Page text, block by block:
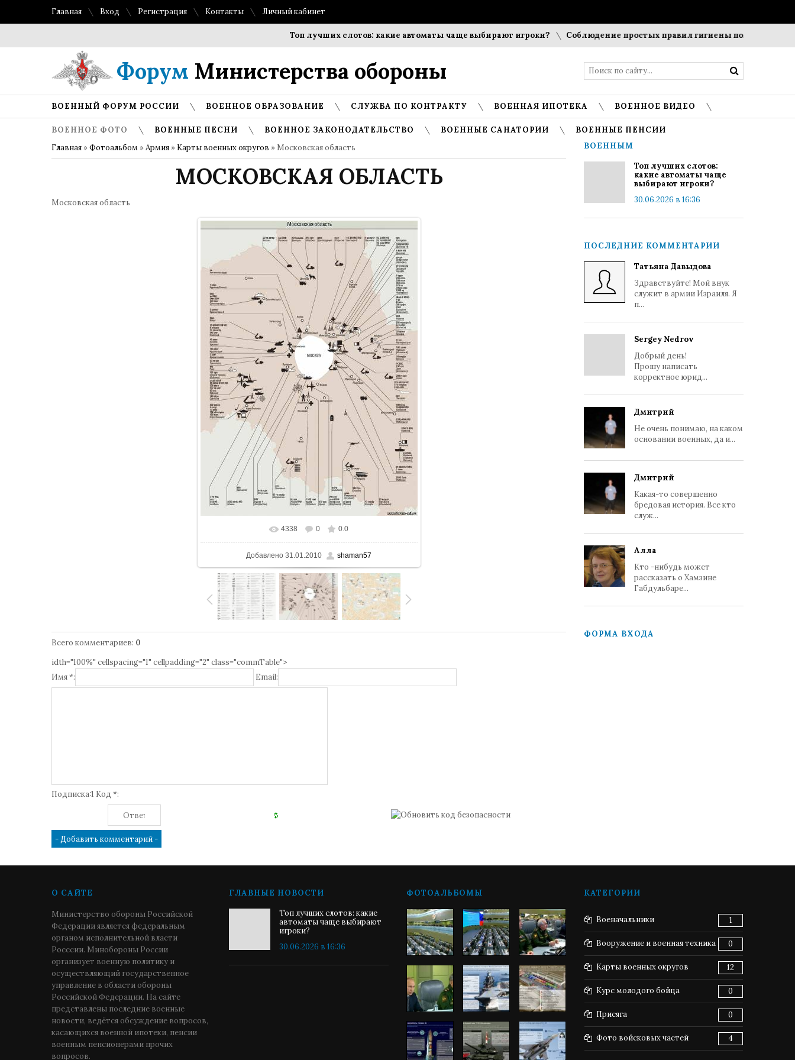
Главная Вход Регистрация Контакты Личный кабинет
Топ лучших слотов: какие автоматы чаще выбирают игроки? Соблюдение простых правил гигиены помогает
Форум Министерства обороны
ВОЕННЫЙ ФОРУМ РОССИИ ВОЕННОЕ ОБРАЗОВАНИЕ СЛУЖБА ПО КОНТРАКТУ ВОЕННАЯ ИПОТЕКА ВОЕННОЕ ВИДЕО
ВОЕННОЕ ФОТО ВОЕННЫЕ ПЕСНИ ВОЕННОЕ ЗАКОНОДАТЕЛЬСТВО ВОЕННЫЕ САНАТОРИИ
ВОЕННЫЕ ПЕНСИИ
Главная »Фотоальбом »Армия » Карты военных округов » Московская область
МОСКОВСКАЯ ОБЛАСТЬ
Московская область
В реальном размере 900x1225
4338 0 0.0
Добавлено 31.01.2010 shaman57
Всего комментариев: 0
idth="100%" cellspacing="1" cellpadding="2" class="commTable">
Имя *:
Email:
Подписка:1 Код *:
ВОЕННЫМ
Топ лучших слотов:
какие автоматы чаще
выбирают игроки?
30.06.2026 в 16:36
ПОСЛЕДНИЕ КОММЕНТАРИИ
Татьяна Давыдова
Здравствуйте! Мой внук
служит в армии Израиля. Я
п...
Sergey Nedrov
Добрый день!
Прошу написать
корректное юрид...
Дмитрий
Не очень понимаю, на каком
основании военных, да и...
Дмитрий
Какая-то совершенно
бредовая история. Все кто
служ...
Алла
Кто -нибудь может
рассказать о Хамзине
Габдульбаре...
ФОРМА ВХОДА
О САЙТЕ
Министерство обороны Российской
Федерации является федеральным
органом исполнительной власти
Росссии. Минобороны России
организует военную политику и
осуществляющий государственное
управление в области обороны
Российской Федерации. На сайте
представлены последние военные
новости, ведётся обсуждение вопросов,
касающихся военной ипотеки, пенсии
военным пенсионерами прочих
вопросов.
ГЛАВНЫЕ НОВОСТИ
Топ лучших слотов: какие
автоматы чаще выбирают
игроки?
30.06.2026 в 16:36
ФОТОАЛЬБОМЫ КАТЕГОРИИ
Военачальники 1
Вооружение и военная техника 0
Карты военных округов 12
Курс молодого бойца 0
Присяга 0
Фото войсковых частей 4